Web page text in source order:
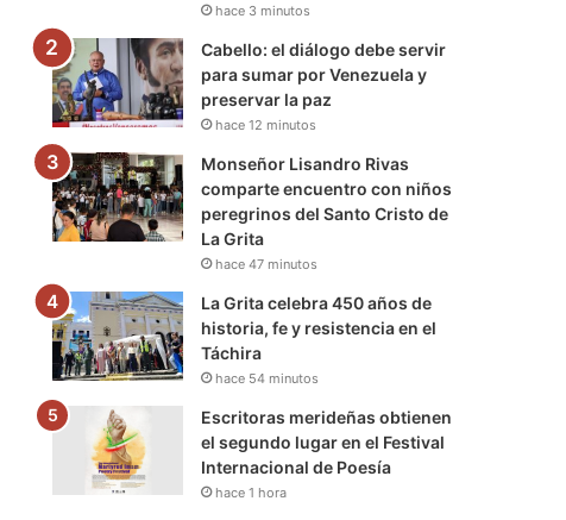
hace 3 minutos
Cabello: el diálogo debe servir
para sumar por Venezuela y
preservar la paz
hace 12 minutos
Monseñor Lisandro Rivas
comparte encuentro con niños
peregrinos del Santo Cristo de
La Grita
hace 47 minutos
La Grita celebra 450 años de
historia, fe y resistencia en el
Táchira
hace 54 minutos
Escritoras merideñas obtienen
el segundo lugar en el Festival
Internacional de Poesía
hace 1 hora